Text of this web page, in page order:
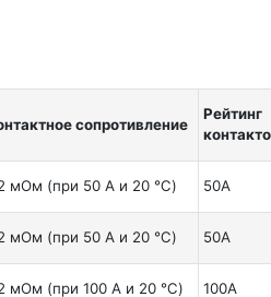
сопротивление
Рейтинг
мОм (при 50 А и 20 ℃) 50A
мОм (при 50 А и 20 ℃) 50A
мОм (при 100 А и 20 ℃) 100A